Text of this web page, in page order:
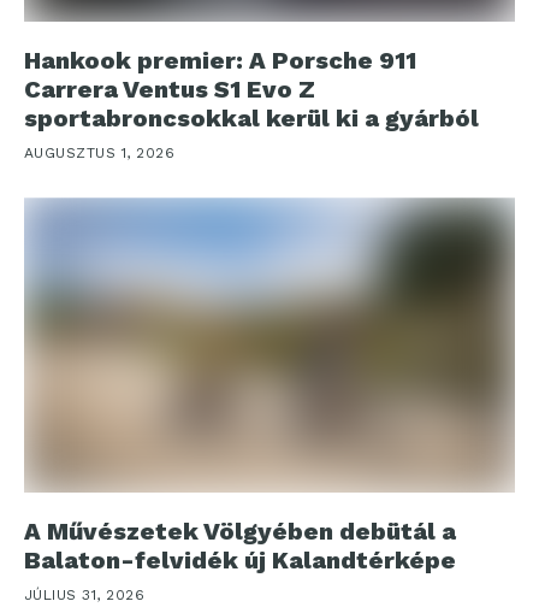
Hankook premier: A Porsche 911
Carrera Ventus S1 Evo Z
sportabroncsokkal kerül ki a gyárból
AUGUSZTUS 1, 2026
A Művészetek Völgyében debütál a
Balaton-felvidék új Kalandtérképe
JÚLIUS 31, 2026